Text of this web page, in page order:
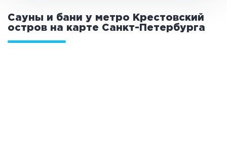
Сауны и бани у метро Крестовский
остров на карте Санкт-Петербурга